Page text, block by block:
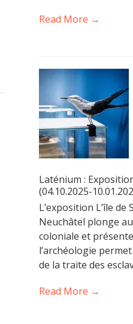
Read More →
Laténium :
(04.10.2025-
L’exposition L’île
Neuchâtel plonge
coloniale et
l’archéologie
de la traite des
Read More →